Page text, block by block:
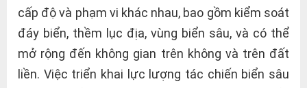
cấp độ và phạm vi khác nhau, bao gồm kiểm soát
đáy biển, thềm lục địa, vùng biển sâu, và có thể
mở rộng đến không gian trên không và trên đất
liền. Việc triển khai lực lượng tác chiến biển sâu